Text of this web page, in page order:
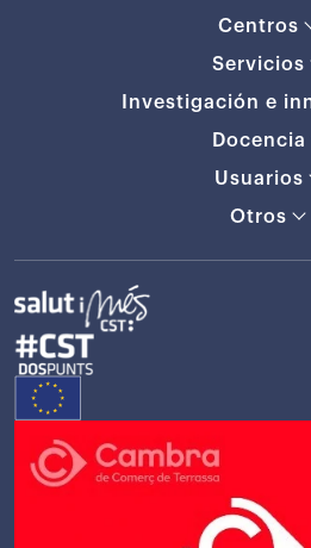
Centros
Servicios
Investigación e
Docencia
Usuarios
Otros